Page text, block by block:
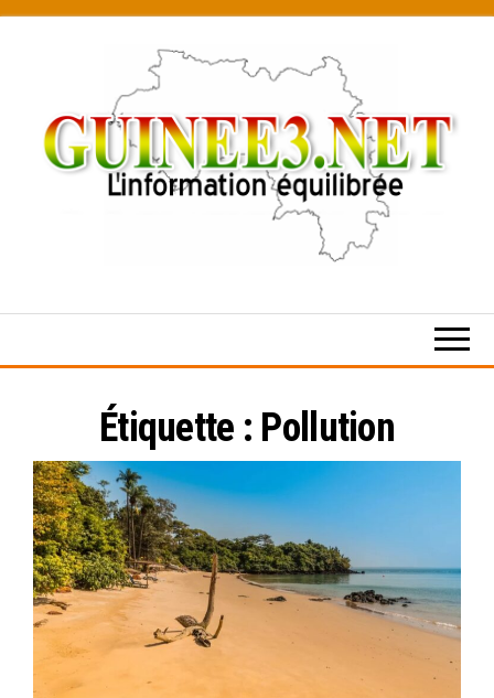
content
Étiquette : Pollution